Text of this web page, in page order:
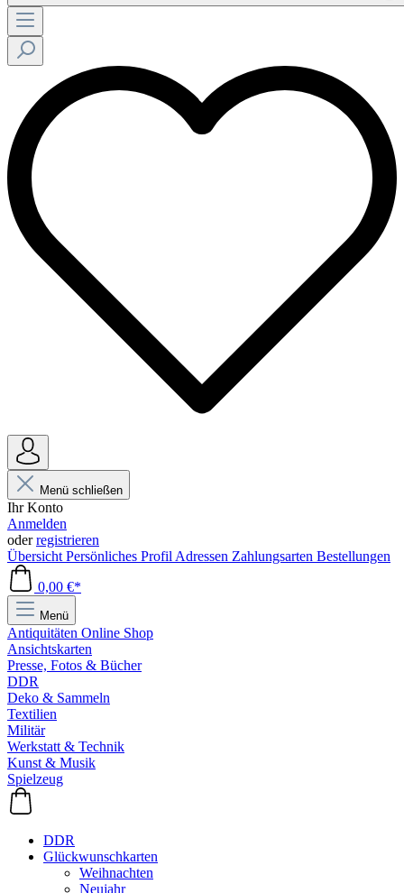
Menü schließen
Ihr Konto
Anmelden
oderregistrieren
Übersicht Persönliches Profil Adressen Zahlungsarten Bestellungen
0,00 €*
Menü
Antiquitäten Online Shop
Ansichtskarten
Presse, Fotos & Bücher
DDR
Deko & Sammeln
Textilien
Militär
Werkstatt & Technik
Kunst & Musik
Spielzeug
DDR
Glückwunschkarten
Weihnachten
Neujahr